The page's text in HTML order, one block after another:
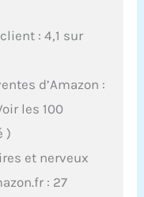
: 4,1 sur
d’Amazon :
les 100
)
et nerveux
: 27